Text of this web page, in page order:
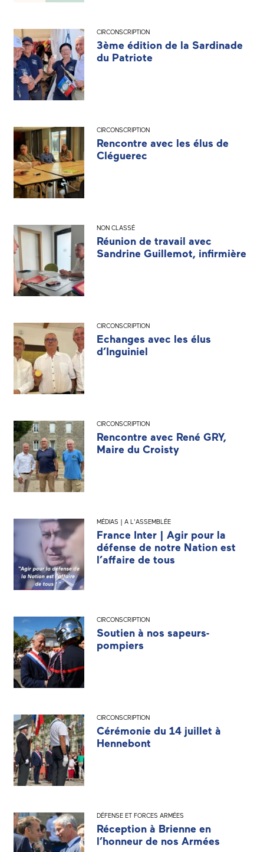
CIRCONSCRIPTION
3ème édition de la Sardinade
du Patriote
CIRCONSCRIPTION
Rencontre avec les élus de
Cléguerec
NON CLASSÉ
Réunion de travail avec
Sandrine Guillemot, infirmière
CIRCONSCRIPTION
Echanges avec les élus
d’Inguiniel
CIRCONSCRIPTION
Rencontre avec René GRY,
Maire du Croisty
MÉDIAS | A L'ASSEMBLÉE
France Inter | Agir pour la
défense de notre Nation est
l’affaire de tous
CIRCONSCRIPTION
Soutien à nos sapeurs-
pompiers
CIRCONSCRIPTION
Cérémonie du 14 juillet à
Hennebont
DÉFENSE ET FORCES ARMÉES
Réception à Brienne en
l’honneur de nos Armées